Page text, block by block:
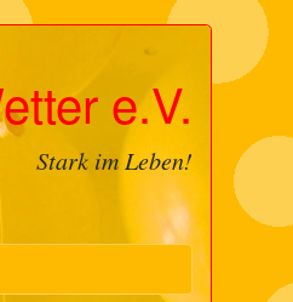
e.V.
Stark im Leben!